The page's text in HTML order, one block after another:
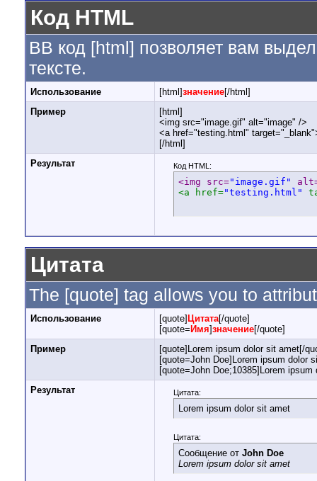
Код HTML
BB код [html] позволяет вам
тексте.
Использование [html]значение[/html]
Пример
[html]
<img src="image.gif" alt="image" />
<a href="testing.html"
[/html]
Результат
Код HTML:
<img src="image.gif"
<a href="testing.html"
Цитата
The [quote] tag allows you to
Использование [quote] Цитата[/quote]
[quote= Имя]значение[/quote]
Пример
[quote]Lorem ipsum dolor sit amet[/
[quote=John Doe]Lorem ipsum dolor
[quote=John Doe;10385]Lorem
Результат
Цитата:
Lorem ipsum dolor sit amet
Цитата:
Сообщение от John Doe
Lorem ipsum dolor sit amet